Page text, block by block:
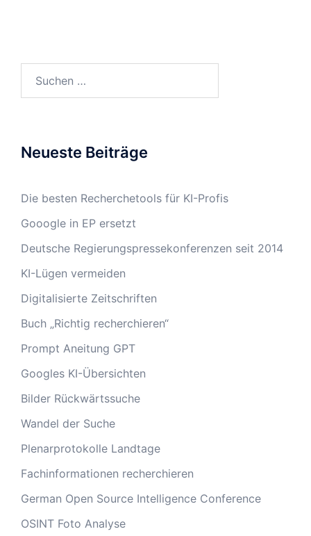
Neueste Beiträge
Die besten Recherchetools für KI-Profis
Gooogle in EP ersetzt
Deutsche Regierungspressekonferenzen seit 2014
KI-Lügen vermeiden
Digitalisierte Zeitschriften
Buch „Richtig recherchieren“
Prompt Aneitung GPT
Googles KI-Übersichten
Bilder Rückwärtssuche
Wandel der Suche
Plenarprotokolle Landtage
Fachinformationen recherchieren
German Open Source Intelligence Conference
OSINT Foto Analyse